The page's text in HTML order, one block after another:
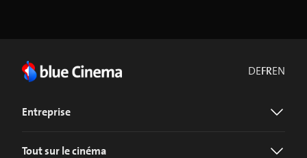
DEFREN
Entreprise
Tout sur le cinéma